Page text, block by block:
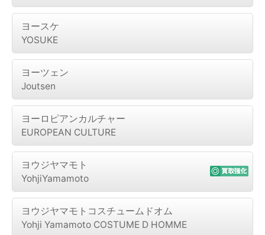
ヨースケ
YOSUKE
ヨーツェン
Joutsen
ヨーロピアンカルチャー
EUROPEAN CULTURE
ヨウジヤマモト
YohjiYamamoto
ヨウジヤマモトコスチュームドオム
Yohji Yamamoto COSTUME D HOMME